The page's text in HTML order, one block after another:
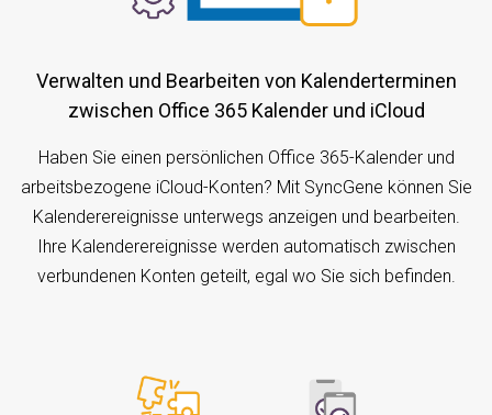
Verwalten und Bearbeiten von Kalenderterminen
zwischen Office 365 Kalender und iCloud
Haben Sie einen persönlichen Office 365-Kalender und
arbeitsbezogene iCloud-Konten? Mit SyncGene können Sie
Kalenderereignisse unterwegs anzeigen und bearbeiten.
Ihre Kalenderereignisse werden automatisch zwischen
verbundenen Konten geteilt, egal wo Sie sich befinden.